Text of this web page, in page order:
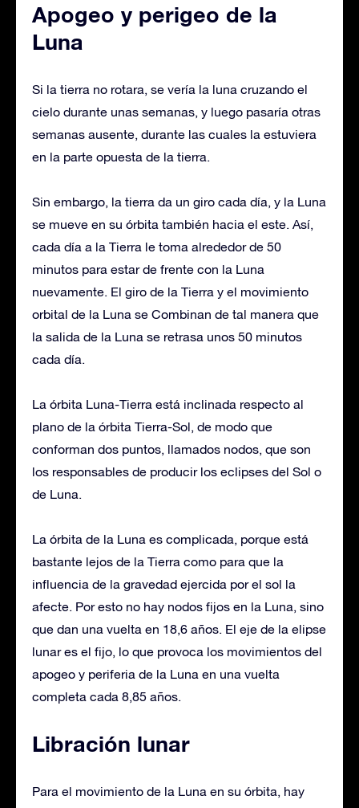
Apogeo y perigeo de la
Luna
Si la tierra no rotara, se vería la luna cruzando el
cielo durante unas semanas, y luego pasaría otras
semanas ausente, durante las cuales la estuviera
en la parte opuesta de la tierra.
Sin embargo, la tierra da un giro cada día, y la Luna
se mueve en su órbita también hacia el este. Así,
cada día a la Tierra le toma alrededor de 50
minutos para estar de frente con la Luna
nuevamente. El giro de la Tierra y el movimiento
orbital de la Luna se Combinan de tal manera que
la salida de la Luna se retrasa unos 50 minutos
cada día.
La órbita Luna-Tierra está inclinada respecto al
plano de la órbita Tierra-Sol, de modo que
conforman dos puntos, llamados nodos, que son
los responsables de producir los eclipses del Sol o
de Luna.
La órbita de la Luna es complicada, porque está
bastante lejos de la Tierra como para que la
influencia de la gravedad ejercida por el sol la
afecte. Por esto no hay nodos fijos en la Luna, sino
que dan una vuelta en 18,6 años. El eje de la elipse
lunar es el fijo, lo que provoca los movimientos del
apogeo y periferia de la Luna en una vuelta
completa cada 8,85 años.
Libración lunar
Para el movimiento de la Luna en su órbita, hay